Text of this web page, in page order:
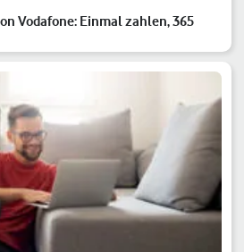
Vodafone: Einmal zahlen, 365